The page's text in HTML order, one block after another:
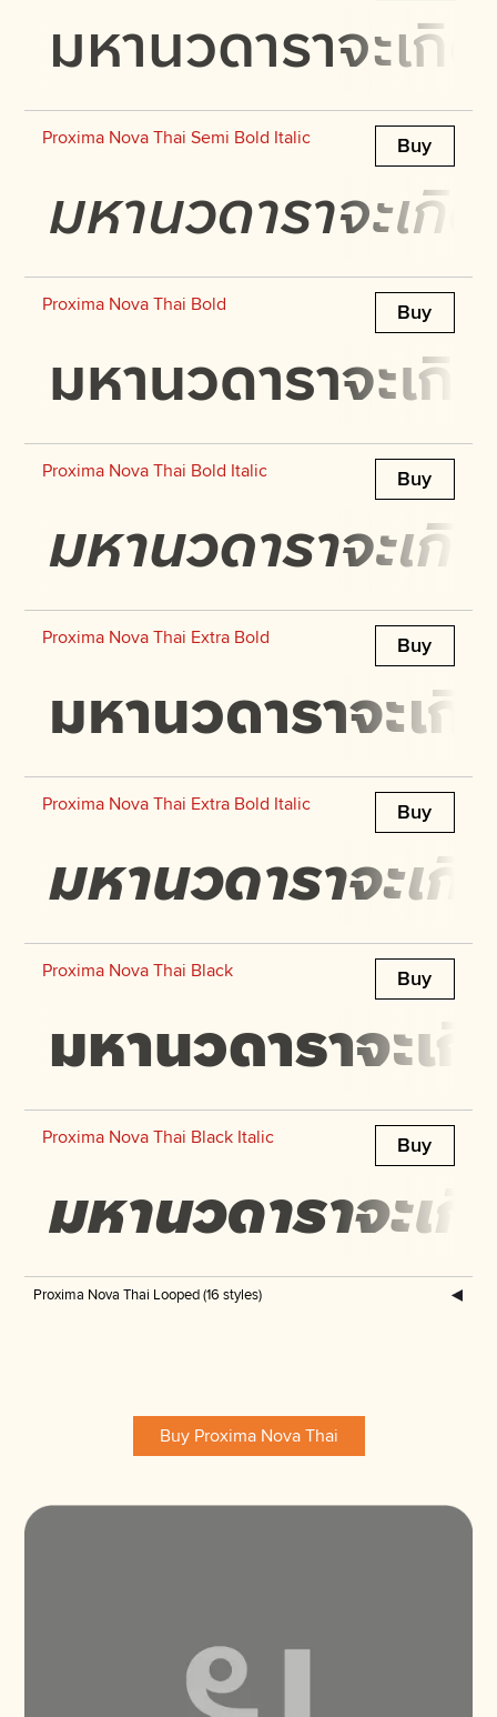
มหานวดาราจะเ
Proxima Nova Thai Semi Bold Italic Buy
มหานวดาราจะเ
Proxima Nova Thai Bold Buy
มหานวดาราจะเ
Proxima Nova Thai Bold Italic Buy
มหานวดาราจะเ
Proxima Nova Thai Extra Bold Buy
มหานวดาราจะเ
Proxima Nova Thai Extra Bold Italic Buy
มหานวดาราจะเ
Proxima Nova Thai Black Buy
มหานวดาราจะเ
Proxima Nova Thai Black Italic Buy
มหานวดาราจะเ
Proxima Nova Thai Looped (16 styles)
มหานวดาราจะเ
Proxima Nova Thai Looped Thin Italic
Proxima Nova Thai Looped Light
Buy Proxima Nova Thai